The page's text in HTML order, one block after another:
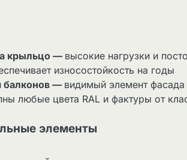
крыльцо — высокие нагрузки и
износостойкость на годы
балконов — видимый элемент
любые цвета RAL и фактуры от
элементы